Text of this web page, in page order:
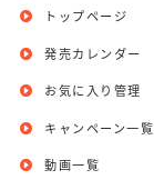
トップページ
発売カレンダー
お気に入り管理
キャンペーン一覧
動画一覧